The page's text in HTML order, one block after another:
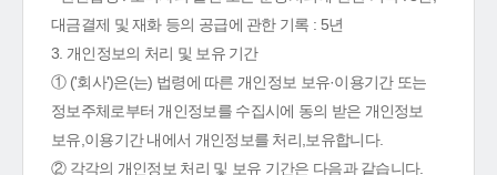
대금결제 및 재화 등의 공급에 관한 기록 : 5년
3. 개인정보의 처리 및 보유 기간
① ('회사')은(는) 법령에 따른 개인정보 보유·이용기간 또는
정보주체로부터 개인정보를 수집시에 동의 받은 개인정보
보유,이용기간 내에서 개인정보를 처리,보유합니다.
② 각각의 개인정보 처리 및 보유 기간은 다음과 같습니다.